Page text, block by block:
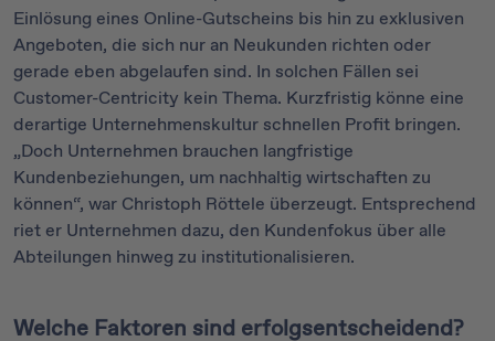
Einlösung eines Online-Gutscheins bis hin zu exklusiven
Angeboten, die sich nur an Neukunden richten oder
gerade eben abgelaufen sind. In solchen Fällen sei
Customer-Centricity kein Thema. Kurzfristig könne eine
derartige Unternehmenskultur schnellen Profit bringen.
„Doch Unternehmen brauchen langfristige
Kundenbeziehungen, um nachhaltig wirtschaften zu
können“, war Christoph Röttele überzeugt. Entsprechend
riet er Unternehmen dazu, den Kundenfokus über alle
Abteilungen hinweg zu institutionalisieren.
Welche Faktoren sind erfolgsentscheidend?